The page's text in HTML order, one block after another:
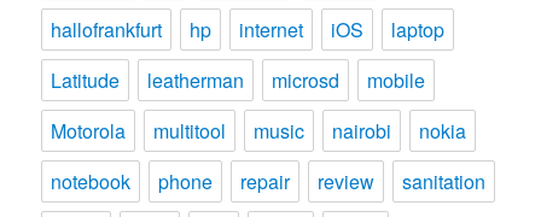
hallofrankfurt
hp internet iOS
laptop
Latitude
leatherman microsd
mobile
Motorola
multitool music nairobi
nokia
notebook
phone repair review
sanitation